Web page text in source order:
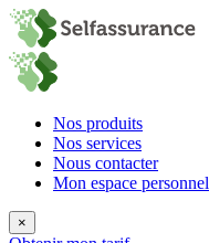
Nos produits
Nos services
Nous contacter
Mon espace personnel
×